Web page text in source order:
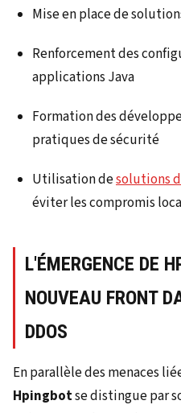
Mise en place de
Renforcement des
applications Java
Formation des
pratiques de sécurité
Utilisation desolutions
éviter les compromis
L'ÉMERGENCE DE
NOUVEAU FRONT
DDOS
En parallèle des menaces
Hpingbotse distingue par